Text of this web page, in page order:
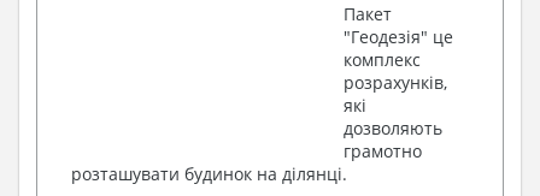
Пакет
"Геодезія" це
комплекс
розрахунків,
які
дозволяють
грамотно
розташувати будинок на ділянці.